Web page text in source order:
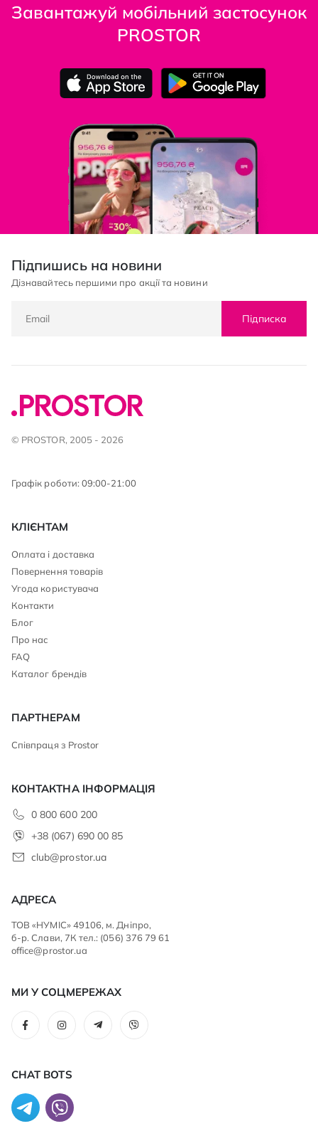
Завантажуй мобільний застосунок
PROSTOR
Підпишись на новини
Дізнавайтесь першими про акції та новини
Підписка
© PROSTOR, 2005 - 2026
Графік роботи: 09:00-21:00
КЛІЄНТАМ
Оплата і доставка
Повернення товарів
Угода користувача
Контакти
Блог
Про нас
FAQ
Каталог брендів
ПАРТНЕРАМ
Співпраця з Prostor
КОНТАКТНА ІНФОРМАЦІЯ
0 800 600 200
+38 (067) 690 00 85
club@prostor.ua
АДРЕСА
ТОВ «НУМІС» 49106, м. Дніпро,
б-р. Слави, 7К тел.: (056) 376 79 61
office@prostor.ua
МИ У СОЦМЕРЕЖАХ
CHAT BOTS